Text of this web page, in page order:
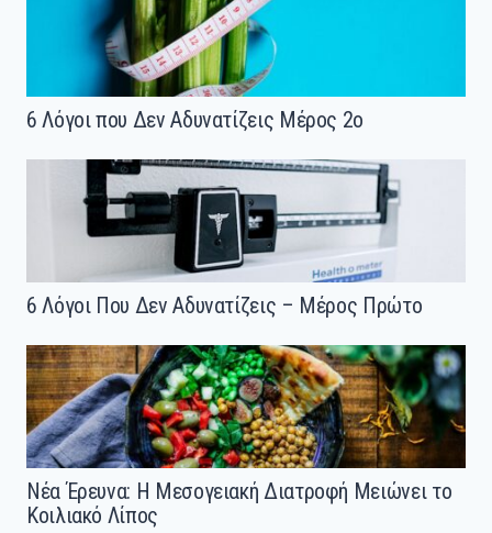
6 Λόγοι που Δεν Αδυνατίζεις Μέρος 2ο
6 Λόγοι Που Δεν Αδυνατίζεις – Μέρος Πρώτο
Νέα Έρευνα: Η Μεσογειακή Διατροφή Μειώνει το
Κοιλιακό Λίπος